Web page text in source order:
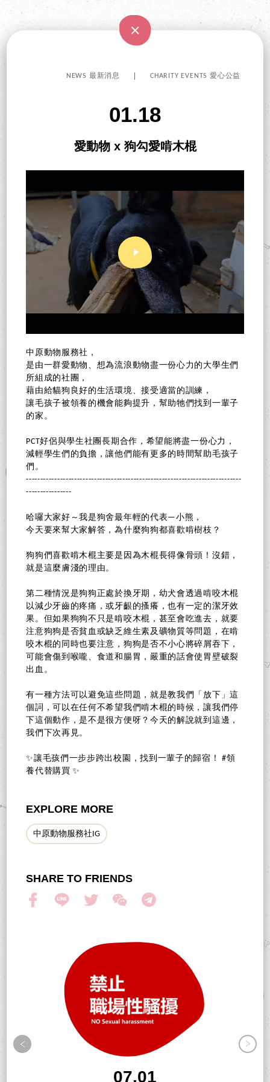
NEWS 最新消息 CHARITY EVENTS 愛心公益
01.18
愛動物 x 狗勾愛啃木棍
中原動物服務社，
是由一群愛動物、想為流浪動物盡一份心力的大學生們
所組成的社團，
藉由給貓狗良好的生活環境、接受適當的訓練，
讓毛孩子被領養的機會能夠提升，幫助牠們找到一輩子
的家。
PCT好侶與學生社團長期合作，希望能將盡一份心力，
減輕學生們的負擔，讓他們能有更多的時間幫助毛孩子
們。
----------------------------------------------------------------------------
----------------
哈囉大家好～我是狗舍最年輕的代表—小熊，
今天要來幫大家解答，為什麼狗狗都喜歡啃樹枝？
狗狗們喜歡啃木棍主要是因為木棍長得像骨頭！沒錯，
就是這麼膚淺的理由。
第二種情況是狗狗正處於換牙期，幼犬會透過啃咬木棍
以減少牙齒的疼痛，或牙齦的搔癢，也有一定的潔牙效
果。但如果狗狗不只是啃咬木棍，甚至會吃進去，就要
注意狗狗是否貧血或缺乏維生素及礦物質等問題，在啃
咬木棍的同時也要注意，狗狗是否不小心將碎屑吞下，
可能會傷到喉嚨、食道和腸胃，嚴重的話會使胃壁破裂
出血。
有一種方法可以避免這些問題，就是教我們「放下」這
個詞，可以在任何不希望我們啃木棍的時候，讓我們停
下這個動作，是不是很方便呀？今天的解說就到這邊，
我們下次再見。
✨讓毛孩們一步步跨出校園，找到一輩子的歸宿！ #領
養代替購買 ✨
EXPLORE MORE
中原動物服務社IG
SHARE TO FRIENDS
07.01